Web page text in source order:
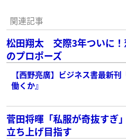
関連記事
松田翔太 交際3年ついに！
のプロポーズ
【西野亮廣】ビジネス書最新
働くか』
菅田将暉「私服が奇抜すぎ
立ち上げ目指す